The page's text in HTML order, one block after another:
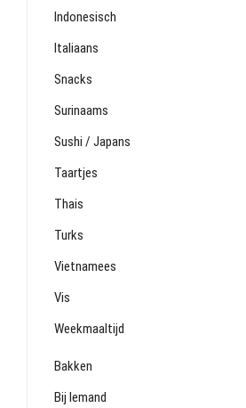
Indonesisch
Italiaans
Snacks
Surinaams
Sushi / Japans
Taartjes
Thais
Turks
Vietnamees
Vis
Weekmaaltijd
Bakken
Bij Iemand